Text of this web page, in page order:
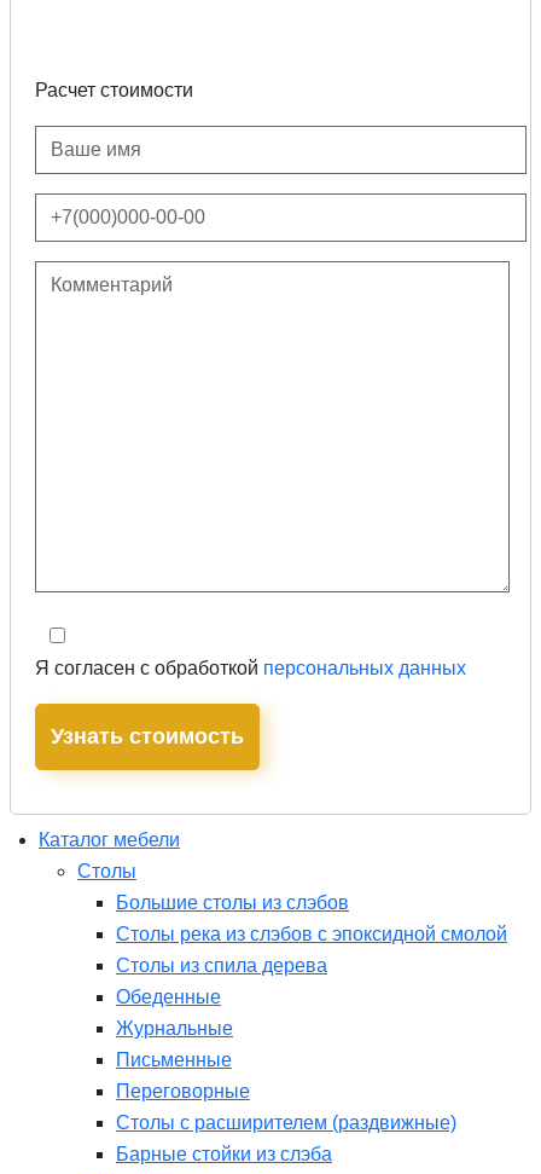
Расчет стоимости
Я согласен с обработкой персональных данных
Каталог мебели
Столы
Большие столы из слэбов
Столы река из слэбов с эпоксидной смолой
Столы из спила дерева
Обеденные
Журнальные
Письменные
Переговорные
Столы с расширителем (раздвижные)
Барные стойки из слэба